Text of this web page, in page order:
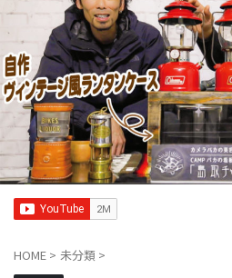
HOME > 未分類 >